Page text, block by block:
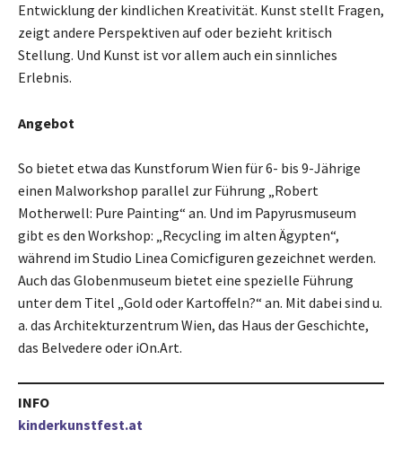
Entwicklung der kindlichen Kreativität. Kunst stellt Fragen,
zeigt andere Perspektiven auf oder bezieht kritisch
Stellung. Und Kunst ist vor allem auch ein sinnliches
Erlebnis.
Angebot
So bietet etwa das Kunstforum Wien für 6- bis 9-Jährige
einen Malworkshop parallel zur Führung „Robert
Motherwell: Pure Painting“ an. Und im Papyrusmuseum
gibt es den Workshop: „Recycling im alten Ägypten“,
während im Studio Linea Comicfiguren gezeichnet werden.
Auch das Globenmuseum bietet eine spezielle Führung
unter dem Titel „Gold oder Kartoffeln?“ an. Mit dabei sind u.
a. das Architekturzentrum Wien, das Haus der Geschichte,
das Belvedere oder iOn.Art.
INFO
kinderkunstfest.at